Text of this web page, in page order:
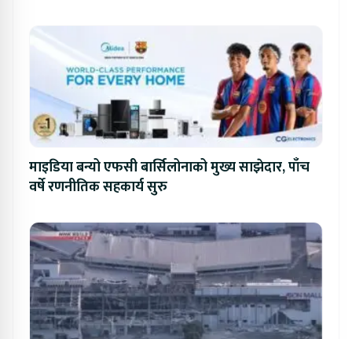
माइडिया बन्यो एफसी बार्सिलोनाको मुख्य साझेदार, पाँच
वर्षे रणनीतिक सहकार्य सुरु